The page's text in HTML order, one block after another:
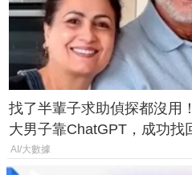
找了半輩子求助偵探都沒用
大男子靠ChatGPT，成功找
年家人
AI/大數據